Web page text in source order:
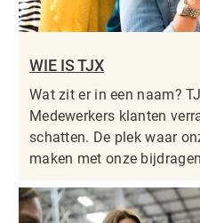
WIE IS TJX
Wat zit er in een naam?
Medewerkers klanten
schatten. De plek waar
maken met onze